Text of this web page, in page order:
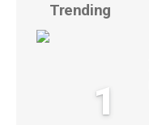
Trending
1